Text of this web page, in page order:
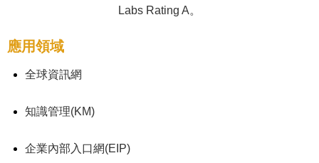
Labs Rating A。
應用領域
全球資訊網
知識管理(KM)
企業內部入口網(EIP)